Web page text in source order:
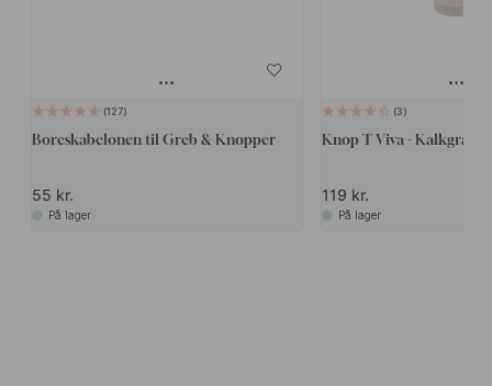
127
Boreskabelonen til Greb & Knopper
55 kr.
På lager
3
Knop T Viva - Kalkgrå
119 kr.
På lager